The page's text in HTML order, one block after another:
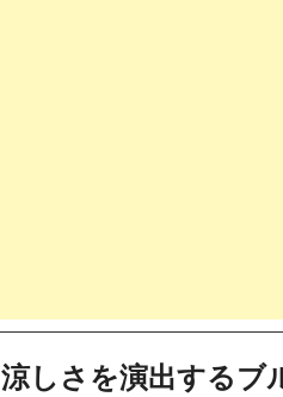
涼しさを演出するブ